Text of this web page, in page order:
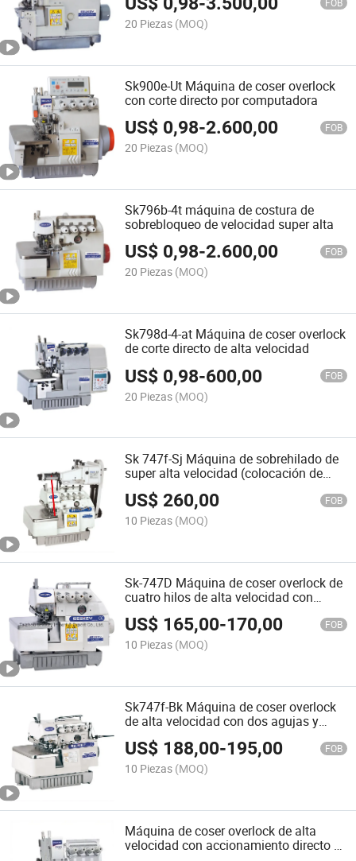
FOB
20 Piezas (MOQ)
Sk900e-Ut Máquina de coser overlock
con corte directo por computadora
US$ 0,98-2.600,00 FOB
20 Piezas (MOQ)
Sk796b-4t máquina de costura de
sobrebloqueo de velocidad super alta
US$ 0,98-2.600,00 FOB
20 Piezas (MOQ)
Sk798d-4-at Máquina de coser overlock
de corte directo de alta velocidad
US$ 0,98-600,00 FOB
20 Piezas (MOQ)
Sk 747f-Sj Máquina de sobrehilado de
super alta velocidad (colocación de
encaje elástico)
US$260,00 FOB
10 Piezas (MOQ)
Sk-747D Máquina de coser overlock de
cuatro hilos de alta velocidad con
accionamiento directo de cabeza
simple
US$ 165,00-170,00 FOB
10 Piezas (MOQ)
Sk747f-Bk Máquina de coser overlock
de alta velocidad con dos agujas y
cuatro hilos, puntada reversa
US$ 188,00-195,00 FOB
10 Piezas (MOQ)
Máquina de coser overlock de alta
velocidad con accionamiento directo y